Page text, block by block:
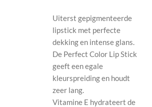
Uiterst gepigmenteerde
lipstick met perfecte
dekking en intense glans.
De Perfect Color Lip Stick
geeft een egale
kleurspreiding en houdt
zeer lang.
Vitamine E hydrateert de